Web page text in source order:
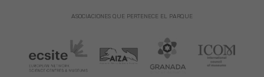
ASOCIACIONES QUE PERTENECE EL PARQUE